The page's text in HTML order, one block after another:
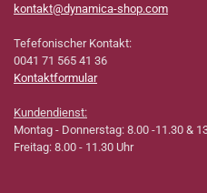
kontakt@dynamica-shop.com
Tefefonischer Kontakt:
0041 71 565 41 36
Kontaktformular
Kundendienst:
Montag - Donnerstag: 8.00 -11.30 &
Freitag: 8.00 - 11.30 Uhr